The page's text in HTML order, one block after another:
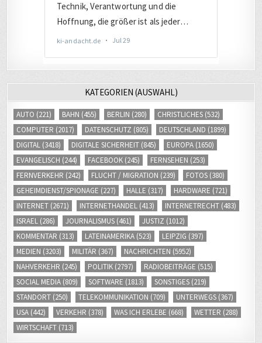
KATEGORIEN (AUSWAHL)
AUTO (221) BAHN (455) BERLIN (280) CHRISTLICHES (532)
COMPUTER (2017) DATENSCHUTZ (805) DEUTSCHLAND (1899)
DIGITAL (3418) DIGITALE SICHERHEIT (845) EUROPA (1650)
EVANGELISCH (244) FACEBOOK (245) FERNSEHEN (253)
FERNVERKEHR (242) FLUCHT / MIGRATION (239) FOTOS (380)
GEHEIMDIENST/SPIONAGE (227) HALLE (317) HARDWARE (721)
INTERNET (2671) INTERNETHANDEL (413) INTERNETRECHT (483)
ISRAEL (286) JOURNALISMUS (461) JUSTIZ (1012)
KOMMENTAR (313) LATEINAMERIKA (523) LEIPZIG (397)
MEDIEN (3203) MILITÄR (367) NACHRICHTEN (5952)
NAHVERKEHR (245) POLITIK (2797) RADIOBEITRÄGE (515)
SOCIAL MEDIA (809) SOFTWARE (1813) SONSTIGES (219)
STANDORT (250) TELEKOMMUNIKATION (709) UNTERWEGS (367)
USA (442) VERKEHR (378) WAS ICH ERLEBE (668) WETTER (288)
WIRTSCHAFT (713)